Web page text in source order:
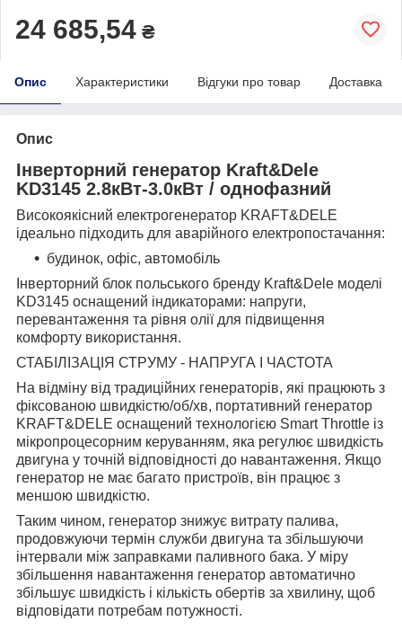
24 685,54 ₴
Опис Характеристики Відгуки про товар Доставка
Опис
Інверторний генератор Kraft&Dele
KD3145 2.8кВт-3.0кВт / однофазний
Високоякісний електрогенератор KRAFT&DELE
ідеально підходить для аварійного електропостачання:
будинок, офіс, автомобіль
Інверторний блок польського бренду Kraft&Dele моделі
KD3145 оснащений індикаторами: напруги,
перевантаження та рівня олії для підвищення
комфорту використання.
СТАБІЛІЗАЦІЯ СТРУМУ - НАПРУГА І ЧАСТОТА
На відміну від традиційних генераторів, які працюють з
фіксованою швидкістю/об/хв, портативний генератор
KRAFT&DELE оснащений технологією Smart Throttle із
мікропроцесорним керуванням, яка регулює швидкість
двигуна у точній відповідності до навантаження. Якщо
генератор не має багато пристроїв, він працює з
меншою швидкістю.
Таким чином, генератор знижує витрату палива,
продовжуючи термін служби двигуна та збільшуючи
інтервали між заправками паливного бака. У міру
збільшення навантаження генератор автоматично
збільшує швидкість і кількість обертів за хвилину, щоб
відповідати потребам потужності.